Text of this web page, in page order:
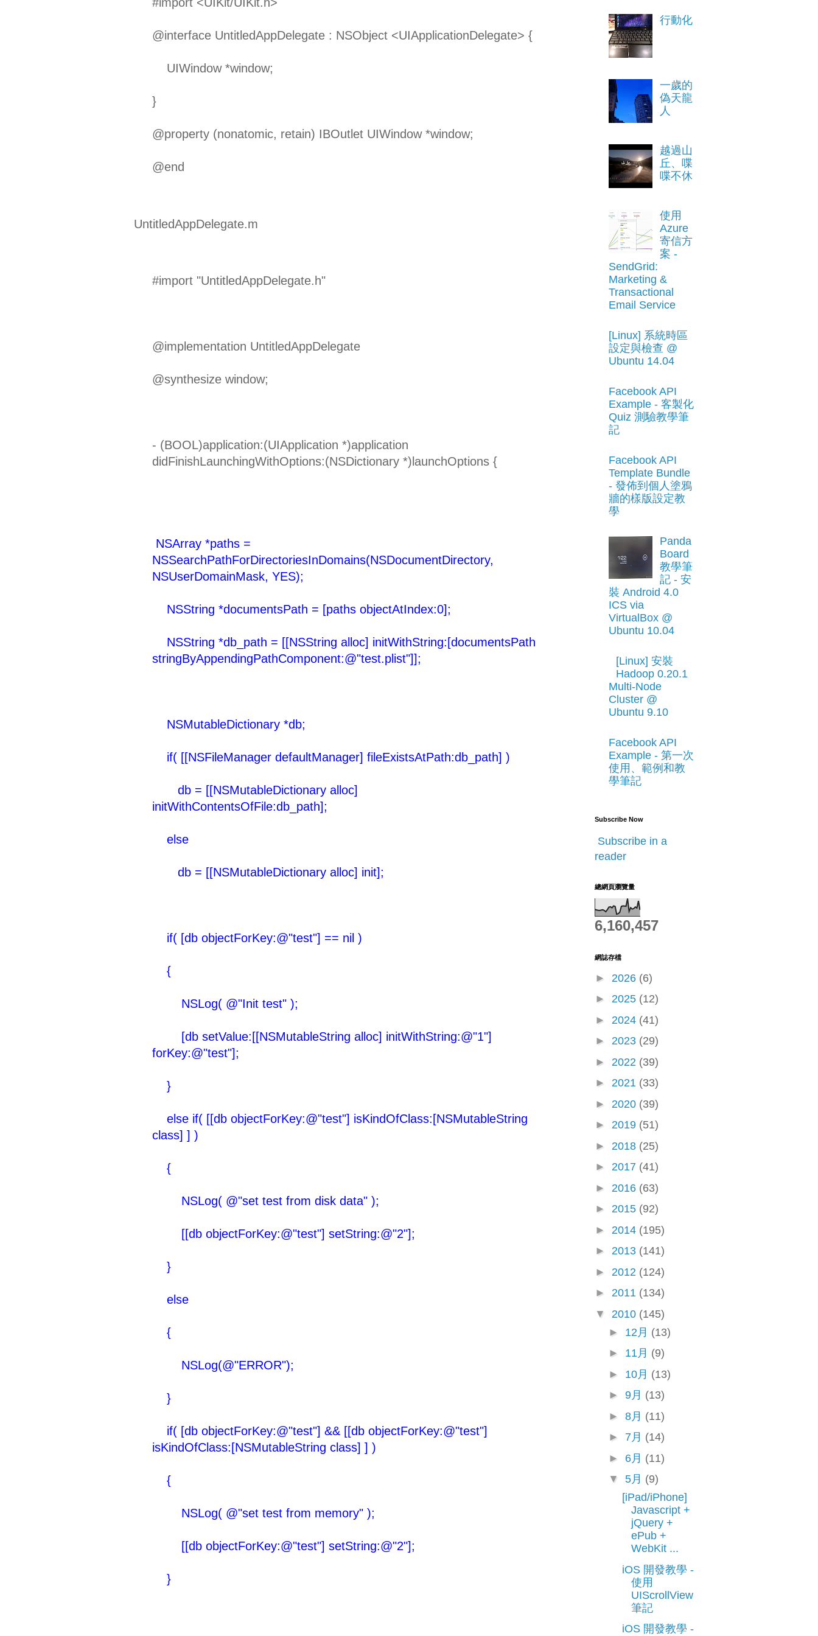
@interface UntitledAppDelegate : NSObject <UIApplicationDelegate> {
UIWindow *window;
}
@property (nonatomic, retain) IBOutlet UIWindow *window;
@end
UntitledAppDelegate.m
#import "UntitledAppDelegate.h"
@implementation UntitledAppDelegate
@synthesize window;
- (BOOL)application:(UIApplication *)application
didFinishLaunchingWithOptions:(NSDictionary *)launchOptions {
NSArray *paths =
NSSearchPathForDirectoriesInDomains(NSDocumentDirectory,
NSUserDomainMask, YES);
NSString *documentsPath = [paths objectAtIndex:0];
NSString *db_path = [[NSString alloc] initWithString:[documentsPath
stringByAppendingPathComponent:@"test.plist"]];
NSMutableDictionary *db;
if( [[NSFileManager defaultManager] fileExistsAtPath:db_path] )
db = [[NSMutableDictionary alloc]
initWithContentsOfFile:db_path];
else
db = [[NSMutableDictionary alloc] init];
if( [db objectForKey:@"test"] == nil )
{
NSLog( @"Init test" );
[db setValue:[[NSMutableString alloc] initWithString:@"1"]
forKey:@"test"];
}
else if( [[db objectForKey:@"test"] isKindOfClass:[NSMutableString
class] ] )
{
NSLog( @"set test from disk data" );
[[db objectForKey:@"test"] setString:@"2"];
}
else
{
NSLog(@"ERROR");
}
if( [db objectForKey:@"test"] && [[db objectForKey:@"test"]
isKindOfClass:[NSMutableString class] ] )
{
NSLog( @"set test from memory" );
[[db objectForKey:@"test"] setString:@"2"];
}
行動化
一歲的
偽天龍
人
越過山
丘、喋
喋不休
使用
Azure
寄信方
案 -
SendGrid:
Marketing &
Transactional
Email Service
[Linux] 系統時區
設定與檢查 @
Ubuntu 14.04
Facebook API
Example - 客製化
Quiz 測驗教學筆
記
Facebook API
Template Bundle
- 發佈到個人塗鴉
牆的樣版設定教
學
Panda
Board
教學筆
記 - 安
裝 Android 4.0
ICS via
VirtualBox @
Ubuntu 10.04
[Linux] 安裝
Hadoop 0.20.1
Multi-Node
Cluster @
Ubuntu 9.10
Facebook API
Example - 第一次
使用、範例和教
學筆記
Subscribe Now
Subscribe in a
reader
總網頁瀏覽量
6,160,457
網誌存檔
► 2026 (6)
► 2025 (12)
► 2024 (41)
► 2023 (29)
► 2022 (39)
► 2021 (33)
► 2020 (39)
► 2019 (51)
► 2018 (25)
► 2017 (41)
► 2016 (63)
► 2015 (92)
► 2014 (195)
► 2013 (141)
► 2012 (124)
► 2011 (134)
▼ 2010 (145)
► 12月 (13)
► 11月 (9)
► 10月 (13)
► 9月 (13)
► 8月 (11)
► 7月 (14)
► 6月 (11)
▼ 5月 (9)
[iPad/iPhone]
Javascript +
jQuery +
ePub +
WebKit ...
iOS 開發教學 -
使用
UIScrollView
筆記
iOS 開發教學 -